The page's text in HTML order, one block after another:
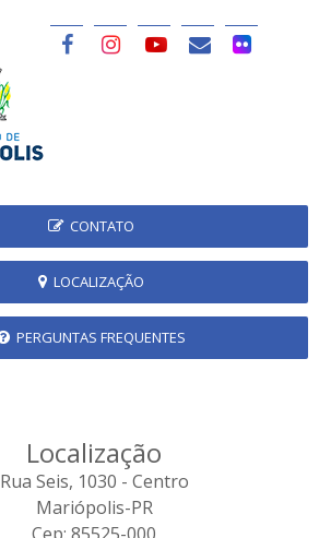
CONTATO
LOCALIZAÇÃO
PERGUNTAS FREQUENTES
Localização
Rua Seis, 1030 - Centro
Mariópolis-PR
Cep: 85525-000